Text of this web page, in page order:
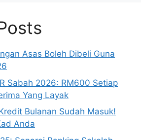
Asas Boleh Dibeli Guna
Sabah 2026: RM600 Setiap
Yang Layak
Bulanan Sudah Masuk!
Anda